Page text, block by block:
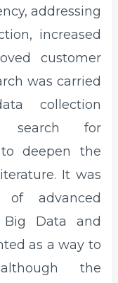
addressing
increased
customer
was carried
collection
search for
to deepen the
It was
advanced
Big Data and
as a way to
the